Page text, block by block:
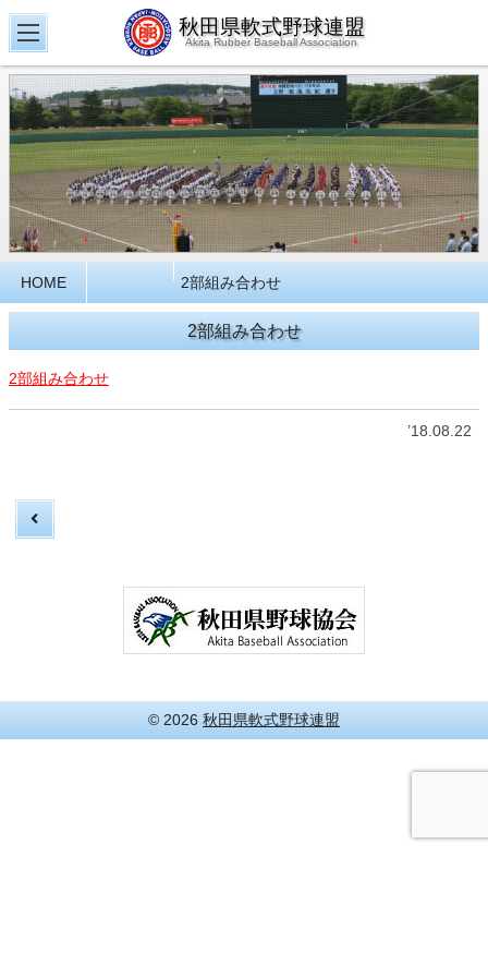
秋田県軟式野球連盟
Akita Rubber Baseball Association
HOME 2部組み合わせ
2部組み合わせ
2部組み合わせ
’18.08.22
© 2026 秋田県軟式野球連盟